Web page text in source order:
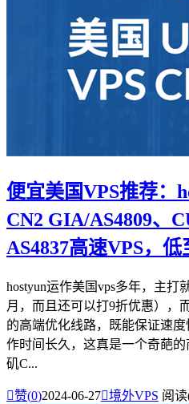
便宜美国VPS推荐：
CN2 GIA/AS4809、
AS4837高速VPS，低
hostyun运作美国vps多年，主打
月，而且还可以打9折优惠），
的高端优化线路，既能保证速
作时间长久，这真是一个奇葩的
矶C...
赞(0)2024-06-27境外VPS 阅